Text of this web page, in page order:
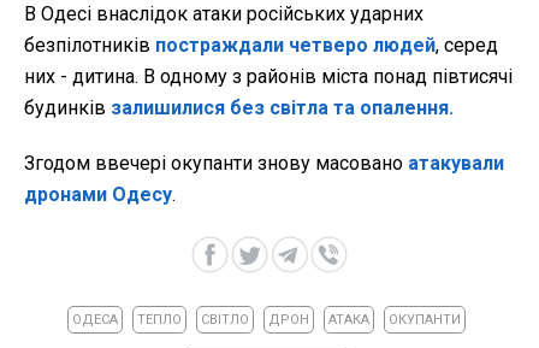
В Одесі внаслідок атаки російських ударних
безпілотників постраждали четверо людей, серед
них - дитина. В одному з районів міста понад півтисячі
будинків залишилися без світла та опалення.
Згодом ввечері окупанти знову масовано атакували
дронами Одесу.
ОДЕСА ТЕПЛО СВІТЛО ДРОН АТАКА ОКУПАНТИ